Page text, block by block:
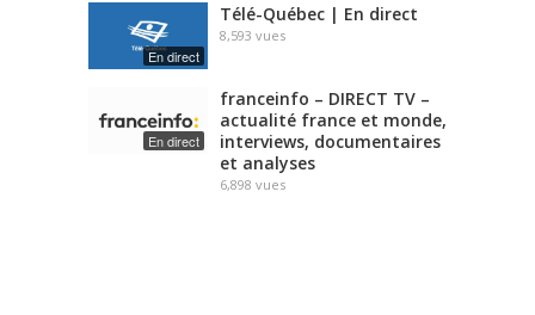
En direct
Télé-Québec | En direct
8,593 vues
En direct
franceinfo – DIRECT TV –
actualité france et monde,
interviews, documentaires
et analyses
6,898 vues